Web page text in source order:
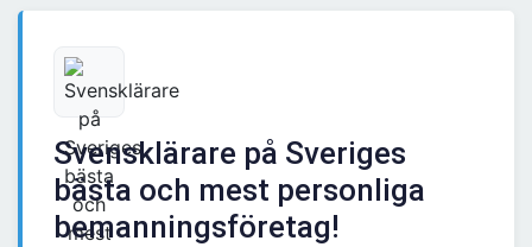
Svensklärare på Sveriges
bästa och mest personliga
bemanningsföretag!